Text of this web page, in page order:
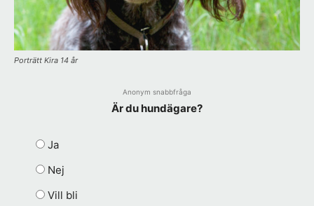
Porträtt Kira 14 år
Anonym snabbfråga
Är du hundägare?
Ja
Nej
Vill bli